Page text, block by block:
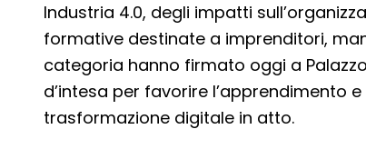
Industria 4.0, degli impatti
formative destinate a imprenditori,
categoria hanno firmato oggi a
d’intesa per favorire l’apprendimento
trasformazione digitale in atto.